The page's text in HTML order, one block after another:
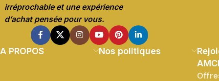
irréprochable et une expérience
d’achat pensée pour vous.
A PROPOS Nos politiques